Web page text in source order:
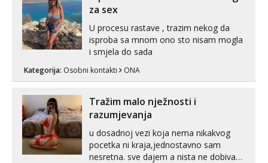
pranaći nešto po svojoj mjeri. Sexi videa
za sex
U procesu rastave , trazim nekog da
isproba sa mnom ono sto nisam mogla
i smjela do sada
Kategorija: Osobni kontakti ONA
Tražim malo nježnosti i
razumjevanja
u dosadnoj vezi koja nema nikakvog
pocetka ni kraja,jednostavno sam
nesretna. sve dajem a nista ne dobivam